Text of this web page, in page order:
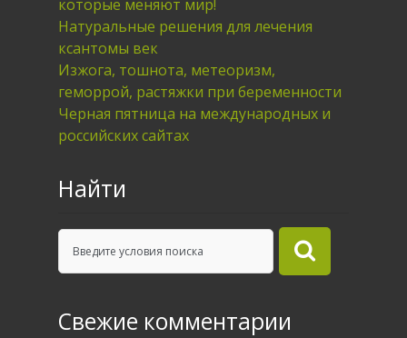
которые меняют мир!
Натуральные решения для лечения
ксантомы век
Изжога, тошнота, метеоризм,
геморрой, растяжки при беременности
Черная пятница на международных и
российских сайтах
Найти
Свежие комментарии